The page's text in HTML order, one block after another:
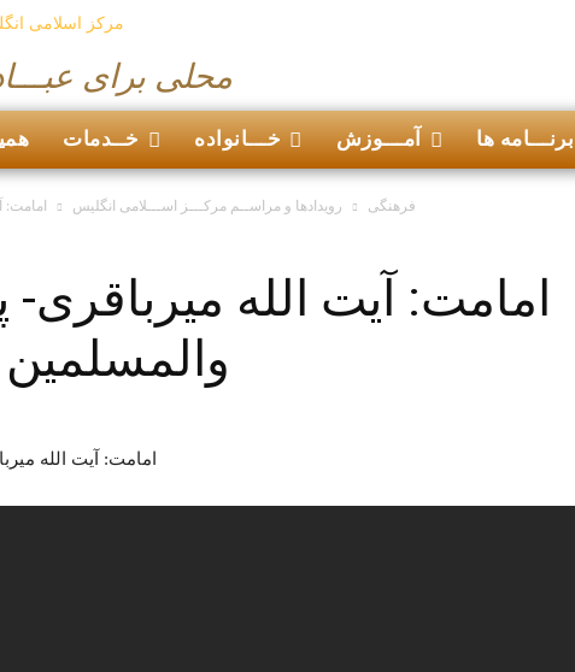
محلی برای
خــدمات خـــانواده آمـــوزش برنـــامه ها
فرهنگی رویدادها و مراســم مرکـــز اســـلامی انگلیس امامت:
امامت: آیت الله
والمسلمین